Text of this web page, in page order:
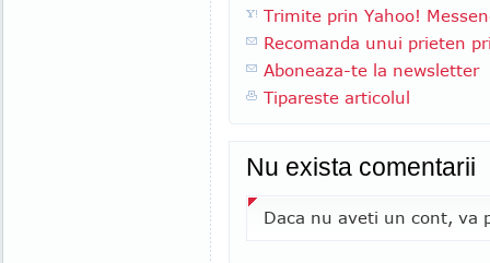
Trimite prin Yahoo!
Recomanda unui prieten
Aboneaza-te la newsletter
Tipareste articolul
Nu exista comentarii
Daca nu aveti un cont, va